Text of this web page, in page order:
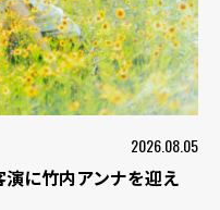
2026.08.05
に竹内アンナを迎え